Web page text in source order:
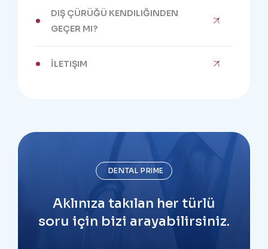
DIŞ ÇÜRÜĞÜ KENDILIĞINDEN
GEÇER MI?
İLETIŞIM
DENTAL PRIME
Aklınıza takılan her türlü
soru için bizi arayabilirsiniz.